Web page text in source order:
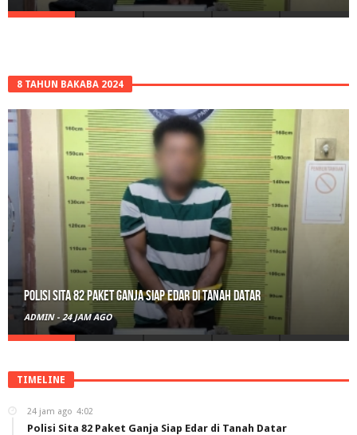
8 TAHUN BAKABA 2024
Polisi Sita 82 Paket Ganja Siap Edar di Tanah Datar
ADMIN - 24 JAM AGO
TIMELINE
24 jam ago 4:02
Polisi Sita 82 Paket Ganja Siap Edar di Tanah Datar